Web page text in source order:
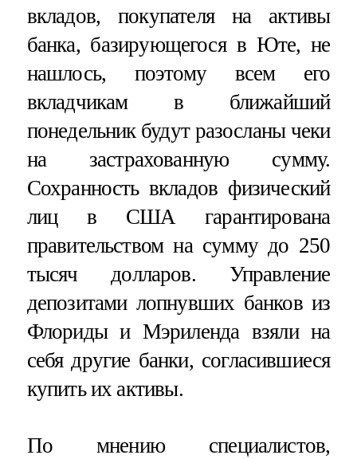
вкладов, покупателя на активы
банка, базирующегося в Юте, не
нашлось, поэтому всем его
вкладчикам в ближайший
понедельник будут разосланы чеки
на застрахованную сумму.
Сохранность вкладов физический
лиц в США гарантирована
правительством на сумму до 250
тысяч долларов. Управление
депозитами лопнувших банков из
Флориды и Мэриленда взяли на
себя другие банки, согласившиеся
купить их активы.
По мнению специалистов,